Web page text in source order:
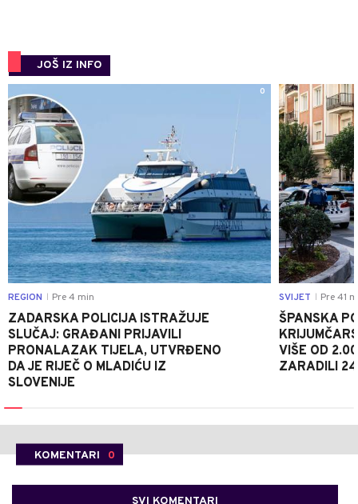
JOŠ IZ INFO
0
REGION Pre 4 min
ZADARSKA POLICIJA ISTRAŽUJE
SLUČAJ: GRAĐANI PRIJAVILI
PRONALAZAK TIJELA, UTVRĐENO
DA JE RIJEČ O MLADIĆU IZ
SLOVENIJE
SVIJET Pre 41
ŠPANSKA
VIŠE OD
ZARADILI
KOMENTARI 0